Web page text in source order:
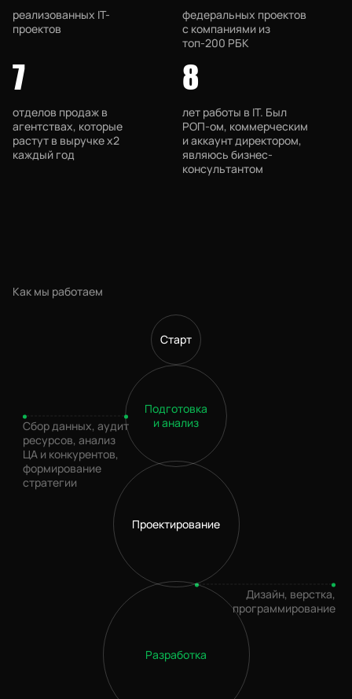
реализованных IT-
проектов
федеральных проектов
с компаниями из
топ-200 РБК
7
отделов продаж в
агентствах, которые
растут в выручке х2
каждый год
8
лет работы в IT. Был
РОП-ом, коммерческим
и аккаунт директором,
являюсь бизнес-
консультантом
Как мы работаем
Старт
Подготовка
и анализ
Сбор данных, аудит
ресурсов, анализ
ЦА и конкурентов,
формирование
стратегии
Проектирование
Дизайн, верстка,
программирование
Разработка
ОСТАВЬТЕ ЗАЯВКУ НА КОНСУЛЬТАЦИЮ
Мы свяжемся с вами, чтобы обсудить детали проекта.
Продуктивные решения уже на первой встрече